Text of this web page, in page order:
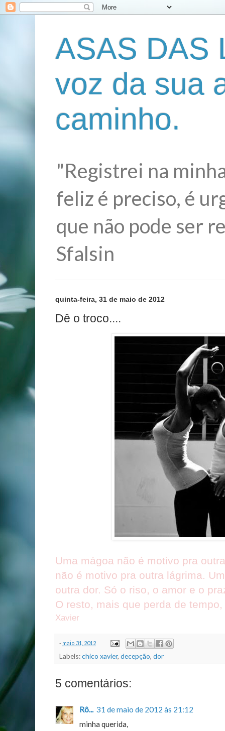
ASAS DAS
voz da sua
caminho.
"Registrei na
feliz é preciso, é
que não pode ser
Sfalsin
quinta-feira, 31 de maio de 2012
Dê o troco....
Uma mágoa não é motivo pra
não é motivo pra outra lágrima.
outra dor. Só o riso, o amor e o
O resto, mais que perda de
Xavier
- maio 31, 2012
Labels:chico xavier, decepção, dor
5 comentários:
Rô... 31 de maio de 2012 às 21:12
minha querida,